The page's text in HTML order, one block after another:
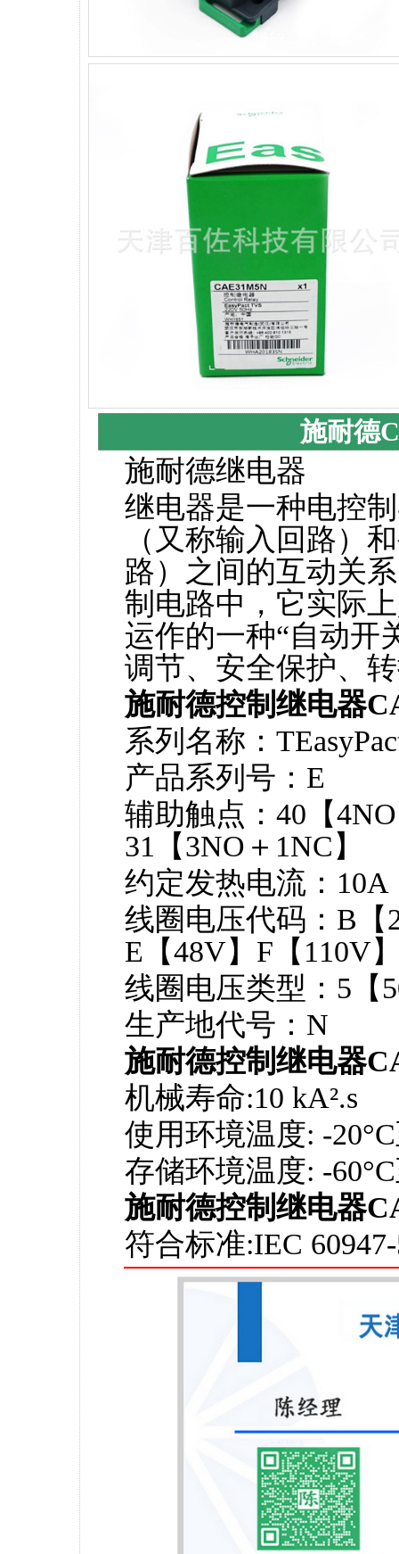
施耐德
施耐德继电器
继电器是一种电控
（又称输入回路）
路）之间的互动关
制电路中，它实际
运作的一种“自动开
调节、安全保护、
施耐德控制继电器
系列名称：
产品系列号：E
辅助触点：40【
31【3NO＋1NC】
约定发热电流：10A
线圈电压代码：B【
E【48V】F【110V
线圈电压类型：5【
生产地代号：N
施耐德控制继电器
机械寿命:10 kA².s
使用环境温度: -
存储环境温度: -
施耐德控制继电器
符合标准:IEC